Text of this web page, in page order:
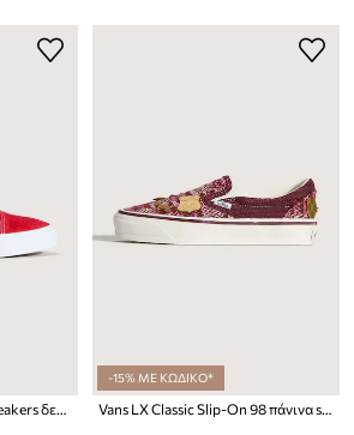
Vans Old Skool πάνινα sneakers δερμάτινα
-15% ΜΕ ΚΩΔΙΚΟ*
Vans LX Classic Slip-On 98 πάνινα sneakers Γυναικεία